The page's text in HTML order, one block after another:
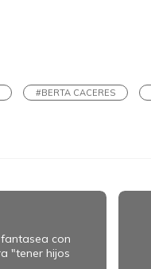
#BERTA CACERES
con
"tener hijos